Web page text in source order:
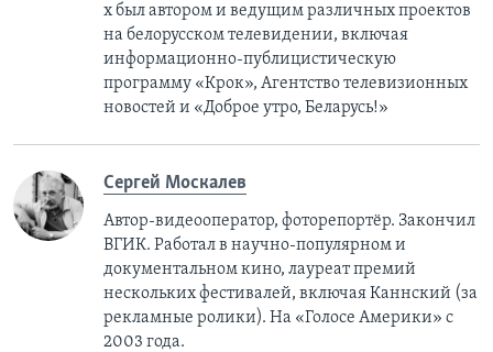
х был автором и ведущим различных проектов
на белорусском телевидении, включая
информационно-публицистическую
программу «Крок», Агентство телевизионных
новостей и «Доброе утро, Беларусь!»
Сергей Москалев
Автор-видеооператор, фоторепортёр. Закончил
ВГИК. Работал в научно-популярном и
документальном кино, лауреат премий
нескольких фестивалей, включая Каннский (за
рекламные ролики). На «Голосе Америки» с
2003 года.